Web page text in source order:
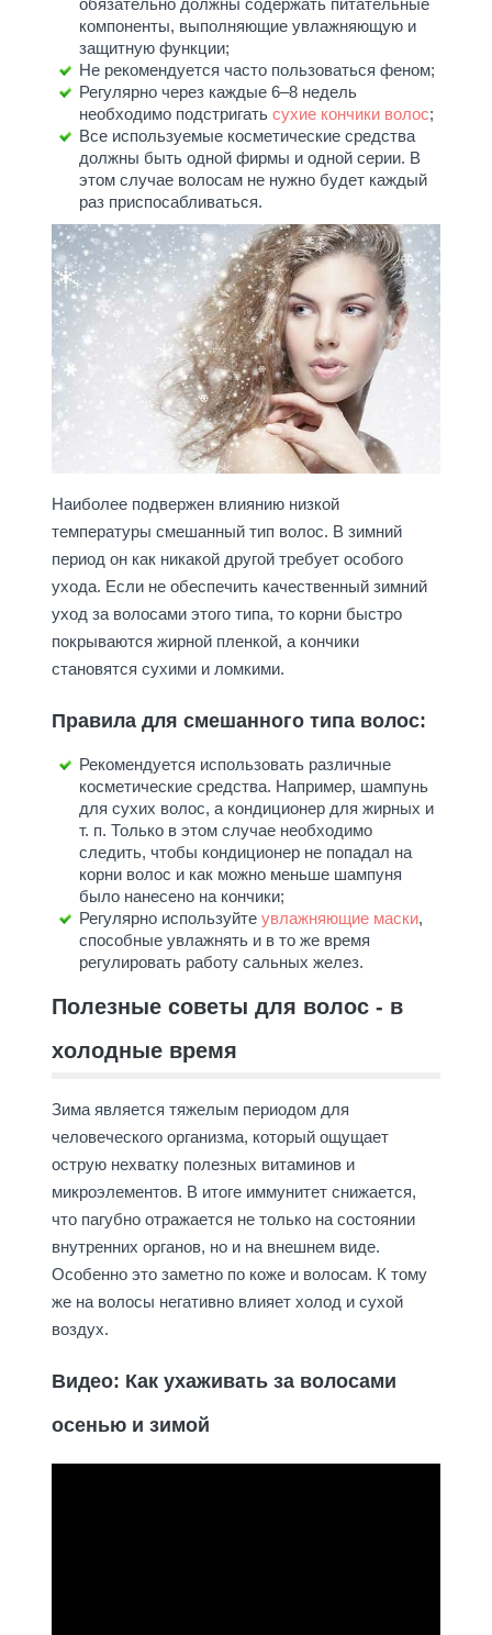
обязательно должны содержать питательные
компоненты, выполняющие увлажняющую и
защитную функции;
Не рекомендуется часто пользоваться феном;
Регулярно через каждые 6–8 недель
необходимо подстригать сухие кончики волос;
Все используемые косметические средства
должны быть одной фирмы и одной серии. В
этом случае волосам не нужно будет каждый
раз приспосабливаться.
Наиболее подвержен влиянию низкой
температуры смешанный тип волос. В зимний
период он как никакой другой требует особого
ухода. Если не обеспечить качественный зимний
уход за волосами этого типа, то корни быстро
покрываются жирной пленкой, а кончики
становятся сухими и ломкими.
Правила для смешанного типа волос:
Рекомендуется использовать различные
косметические средства. Например, шампунь
для сухих волос, а кондиционер для жирных и
т. п. Только в этом случае необходимо
следить, чтобы кондиционер не попадал на
корни волос и как можно меньше шампуня
было нанесено на кончики;
Регулярно используйте увлажняющие маски,
способные увлажнять и в то же время
регулировать работу сальных желез.
Полезные советы для волос - в
холодные время
Зима является тяжелым периодом для
человеческого организма, который ощущает
острую нехватку полезных витаминов и
микроэлементов. В итоге иммунитет снижается,
что пагубно отражается не только на состоянии
внутренних органов, но и на внешнем виде.
Особенно это заметно по коже и волосам. К тому
же на волосы негативно влияет холод и сухой
воздух.
Видео: Как ухаживать за волосами
осенью и зимой